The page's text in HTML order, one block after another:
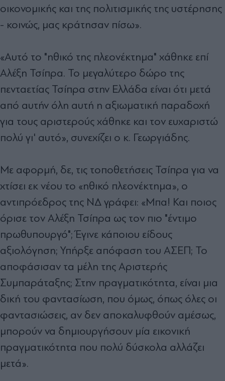
οικονομικής και της πολιτισμικής της υστέρησης
- κοινώς, μας κράτησαν πίσω».
«Αυτό το "ηθικό της πλεονέκτημα" χάθηκε επί
Αλέξη Τσίπρα. Το μεγαλύτερο δώρο της
πενταετίας Τσίπρα στην Ελλάδα είναι ότι μετά
από αυτήν όλη αυτή η αξιωματική παραδοχή
για τους αριστερούς χάθηκε και τον ευχαριστώ
πολύ γι' αυτό», συνεχίζει ο κ. Γεωργιάδης.
Με αφορμή, δε, τις τοποθετήσεις Τσίπρα για να
χτίσει εκ νέου το «ηθικό πλεονέκτημα», ο
αντιπρόεδρος της ΝΔ γράφει: «Μπα! Και ποιος
όρισε τον Αλέξη Τσίπρα ως τον πιο "έντιμο
πρωθυπουργό"; Έγινε κάποιου είδους
αξιολόγηση; Υπήρξε απόφαση του ΑΣΕΠ; Το
αποφάσισαν τα μέλη της Αριστερής
Συμπαράταξης; Στην πραγματικότητα, είναι μια
δική του φαντασίωση, που όμως, όπως όλες οι
φαντασιώσεις, αν δεν αποκαλυφθούν αμέσως,
μπορούν να δημιουργήσουν μία εικονική
πραγματικότητα που πολύ δύσκολα αλλάζει
μετά».